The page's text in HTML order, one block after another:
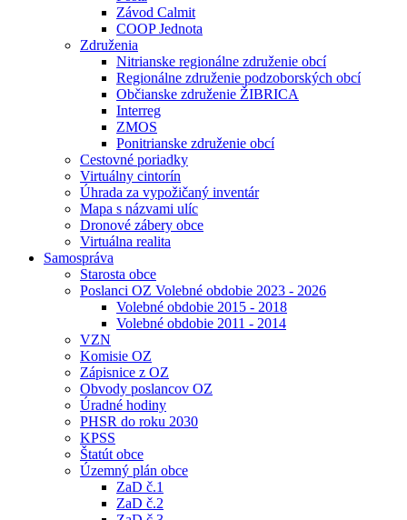
Závod Calmit
COOP Jednota
Združenia
Nitrianske regionálne združenie obcí
Regionálne združenie podzoborských obcí
Občianske združenie ŽIBRICA
Interreg
ZMOS
Ponitrianske združenie obcí
Cestovné poriadky
Virtuálny cintorín
Úhrada za vypožičaný inventár
Mapa s názvami ulíc
Dronové zábery obce
Virtuálna realita
Samospráva
Starosta obce
Poslanci OZ Volebné obdobie 2023 - 2026
Volebné obdobie 2015 - 2018
Volebné obdobie 2011 - 2014
VZN
Komisie OZ
Zápisnice z OZ
Obvody poslancov OZ
Úradné hodiny
PHSR do roku 2030
KPSS
Štatút obce
Územný plán obce
ZaD č.1
ZaD č.2